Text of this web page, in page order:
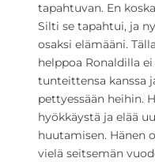
tapahtuvan. En
Silti se tapahtui, ja
osaksi elämääni.
helppoa Ronaldilla
tunteittensa kanssa
pettyessään heihin.
hyökkäystä ja elää
huutamisen. Hänen
vielä seitsemän